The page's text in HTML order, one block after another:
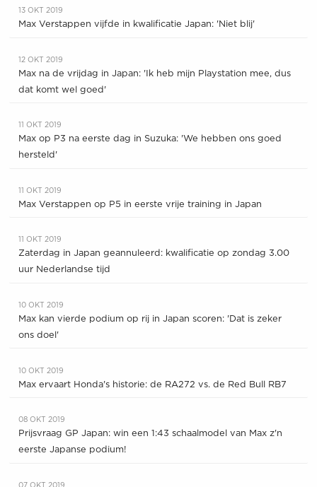
13 OKT 2019
Max Verstappen vijfde in kwalificatie Japan: 'Niet blij'
12 OKT 2019
Max na de vrijdag in Japan: 'Ik heb mijn Playstation mee, dus
dat komt wel goed'
11 OKT 2019
Max op P3 na eerste dag in Suzuka: 'We hebben ons goed
hersteld'
11 OKT 2019
Max Verstappen op P5 in eerste vrije training in Japan
11 OKT 2019
Zaterdag in Japan geannuleerd: kwalificatie op zondag 3.00
uur Nederlandse tijd
10 OKT 2019
Max kan vierde podium op rij in Japan scoren: 'Dat is zeker
ons doel'
10 OKT 2019
Max ervaart Honda's historie: de RA272 vs. de Red Bull RB7
08 OKT 2019
Prijsvraag GP Japan: win een 1:43 schaalmodel van Max z'n
eerste Japanse podium!
07 OKT 2019